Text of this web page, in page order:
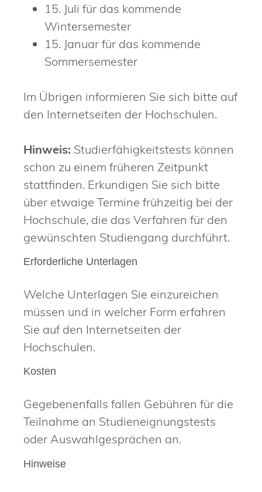
15. Juli für das kommende
Wintersemester
15. Januar für das kommende
Sommersemester
Im Übrigen informieren Sie sich bitte auf
den Internetseiten der Hochschulen.
Hinweis: Studierfähigkeitstests können
schon zu einem früheren Zeitpunkt
stattfinden. Erkundigen Sie sich bitte
über etwaige Termine frühzeitig bei der
Hochschule, die das Verfahren für den
gewünschten Studiengang durchführt.
Erforderliche Unterlagen
Welche Unterlagen Sie einzureichen
müssen und in welcher Form erfahren
Sie auf den Internetseiten der
Hochschulen.
Kosten
Gegebenenfalls fallen Gebühren für die
Teilnahme an Studieneignungstests
oder Auswahlgesprächen an.
Hinweise